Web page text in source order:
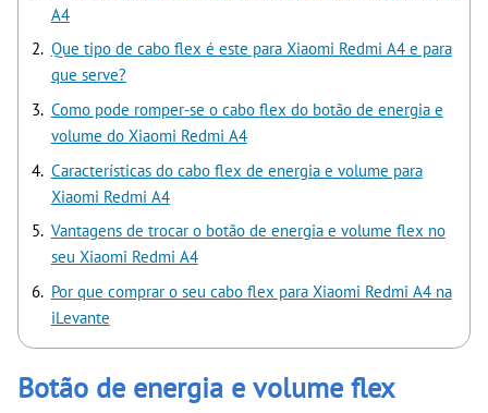
A4
Que tipo de cabo flex é este para Xiaomi Redmi A4 e para
que serve?
Como pode romper-se o cabo flex do botão de energia e
volume do Xiaomi Redmi A4
Características do cabo flex de energia e volume para
Xiaomi Redmi A4
Vantagens de trocar o botão de energia e volume flex no
seu Xiaomi Redmi A4
Por que comprar o seu cabo flex para Xiaomi Redmi A4 na
iLevante
Botão de energia e volume flex